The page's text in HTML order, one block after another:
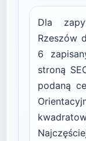
Dla
Rzeszów
6
stroną
podaną